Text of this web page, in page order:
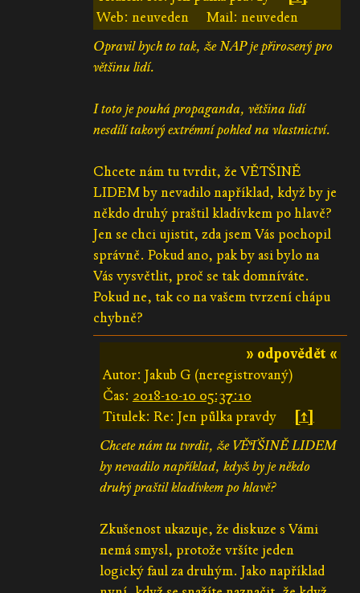
Web: neuveden
Mail: neuveden
Opravil bych to tak, že NAP je přirozený pro
většinu lidí.
I toto je pouhá propaganda, většina lidí
nesdílí takový extrémní pohled na vlastnictví.
Chcete nám tu tvrdit, že VĚTŠINĚ
LIDEM by nevadilo například, když by je
někdo druhý praštil kladívkem po hlavě?
Jen se chci ujistit, zda jsem Vás pochopil
správně. Pokud ano, pak by asi bylo na
Vás vysvětlit, proč se tak domníváte.
Pokud ne, tak co na vašem tvrzení chápu
chybně?
» odpovědět «
Autor: Jakub G (neregistrovaný)
Čas: 2018-10-10 05:37:10
Titulek: Re: Jen půlka pravdy
[↑]
Chcete nám tu tvrdit, že VĚTŠINĚ LIDEM
by nevadilo například, když by je někdo
druhý praštil kladívkem po hlavě?
Zkušenost ukazuje, že diskuze s Vámi
nemá smysl, protože vršíte jeden
logický faul za druhým. Jako například